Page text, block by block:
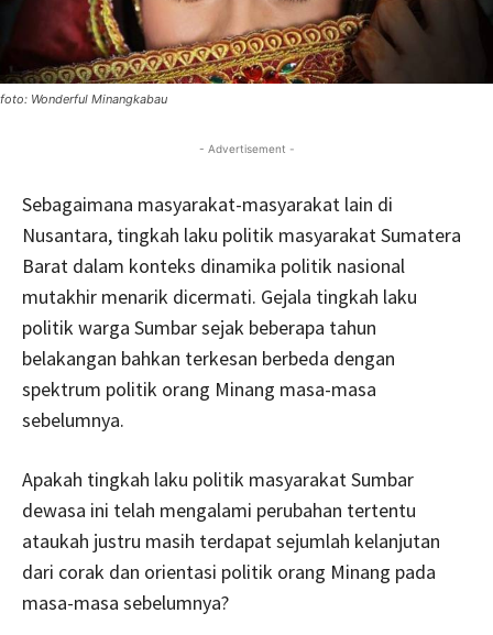
foto: Wonderful Minangkabau
- Advertisement -
Sebagaimana masyarakat-masyarakat lain di
Nusantara, tingkah laku politik masyarakat Sumatera
Barat dalam konteks dinamika politik nasional
mutakhir menarik dicermati. Gejala tingkah laku
politik warga Sumbar sejak beberapa tahun
belakangan bahkan terkesan berbeda dengan
spektrum politik orang Minang masa-masa
sebelumnya.
Apakah tingkah laku politik masyarakat Sumbar
dewasa ini telah mengalami perubahan tertentu
ataukah justru masih terdapat sejumlah kelanjutan
dari corak dan orientasi politik orang Minang pada
masa-masa sebelumnya?